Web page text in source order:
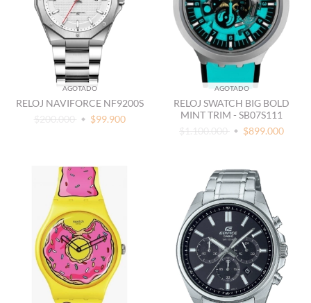
AGOTADO
RELOJ NAVIFORCE NF9200S
$200.000
$99.900
AGOTADO
RELOJ SWATCH BIG BOLD
MINT TRIM - SB07S111
$1.100.000
$899.000